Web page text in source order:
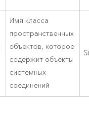
Имя класса
пространственных
объектов, которое
содержит объекты
системных
соединений